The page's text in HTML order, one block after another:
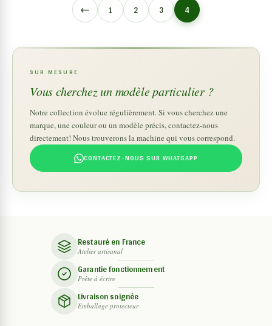
← 1 2 3 4
SUR MESURE
Vous cherchez un modèle particulier ?
Notre collection évolue régulièrement. Si vous cherchez une
marque, une couleur ou un modèle précis, contactez-nous
directement! Nous trouverons la machine qui vous correspond.
CONTACTEZ-NOUS SUR WHATSAPP
Restauré en France
Atelier artisanal
Garantie fonctionnement
Prête à écrire
Livraison soignée
Emballage protecteur